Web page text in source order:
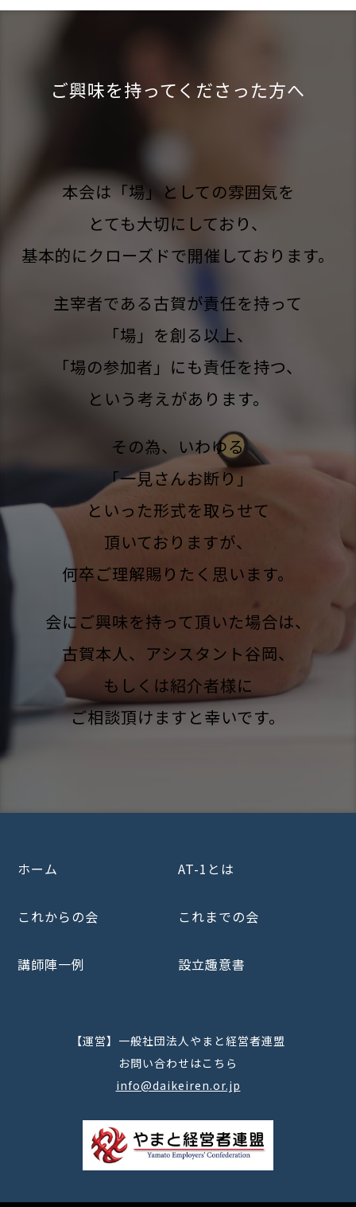
ご興味を持ってくださった方へ
本会は「場」としての雰囲気を
とても大切にしており、
基本的にクローズドで開催しております。
主宰者である古賀が責任を持って
「場」を創る以上、
「場の参加者」にも責任を持つ、
という考えがあります。
その為、いわゆる
「一見さんお断り」
といった形式を取らせて
頂いておりますが、
何卒ご理解賜りたく思います。
会にご興味を持って頂いた場合は、
古賀本人、アシスタント谷岡、
もしくは紹介者様に
ご相談頂けますと幸いです。
【運営】一般社団法人やまと経営者連盟
お問い合わせはこちら
info@daikeiren.or.jp
ホーム AT-1とは
これからの会 これまでの会
講師陣一例 設立趣意書